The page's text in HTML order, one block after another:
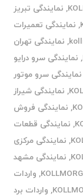
, نمایندگی تبریز
, نمایندگی تعمیرات
, نمایندگی تهران
, نمایندگی سرو درایو
نمایندگی سرو موتور
, نمایندگی شیراز
, نمایندگی فروش
, نمایندگی قطعات
, نمایندگی مرکزی
, نمایندگی مشهد
, واردات
, واردات برد